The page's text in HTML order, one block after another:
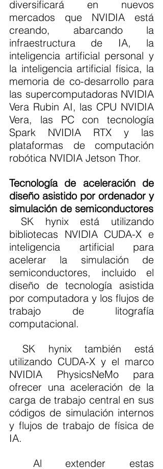
diversificará en nuevos
mercados que NVIDIA está
creando, abarcando la
infraestructura de IA, la
inteligencia artificial personal y
la inteligencia artificial física, la
memoria de co-desarrollo para
las supercomputadoras NVIDIA
Vera Rubin AI, las CPU NVIDIA
Vera, las PC con tecnología
Spark NVIDIA RTX y las
plataformas de computación
robótica NVIDIA Jetson Thor.
Tecnología de aceleración de
diseño asistido por ordenador y
simulación de semiconductores
bibliotecas NVIDIA CUDA-X e
inteligencia artificial para
acelerar la simulación de
semiconductores, incluido el
diseño de tecnología asistida
por computadora y los flujos de
trabajo de litografía
computacional.
utilizando CUDA-X y el marco
NVIDIA PhysicsNeMo para
ofrecer una aceleración de la
carga de trabajo central en sus
códigos de simulación internos
y flujos de trabajo de física de
IA.